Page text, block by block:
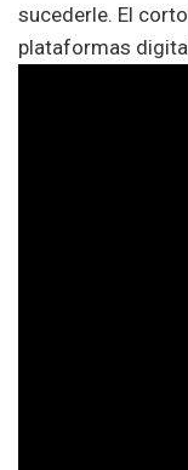
sucederle. El
plataformas